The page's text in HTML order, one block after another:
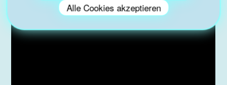
Alle Cookies akzeptieren